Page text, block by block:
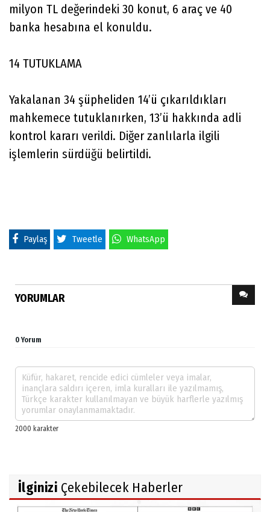
milyon TL değerindeki 30 konut, 6 araç ve 40
banka hesabına el konuldu.
14 TUTUKLAMA
Yakalanan 34 şüpheliden 14’ü çıkarıldıkları
mahkemece tutuklanırken, 13’ü hakkında adli
kontrol kararı verildi. Diğer zanlılarla ilgili
işlemlerin sürdüğü belirtildi.
Paylaş Tweetle WhatsApp
YORUMLAR
0 Yorum
İlginizi Çekebilecek Haberler